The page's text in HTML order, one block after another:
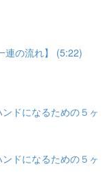
連の流れ】 (5:22)
ドになるための５ヶ
ドになるための５ヶ